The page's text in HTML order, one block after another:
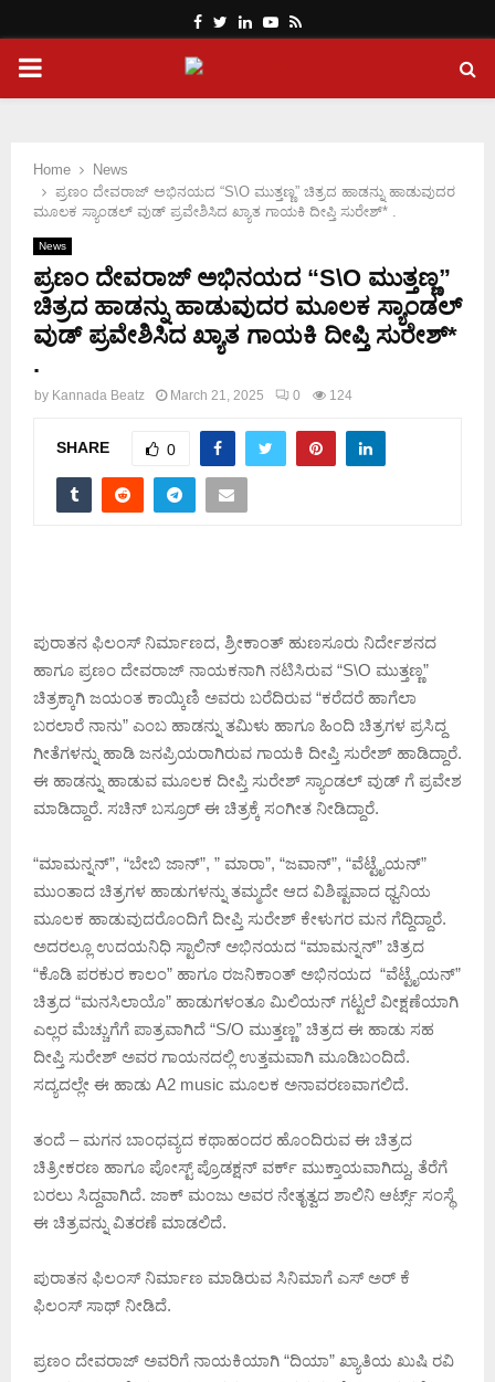
Facebook
Twitter
LinkedinYoutube
Rss
PRIMARY
Home
News
ಪ್ರಣಂ ದೇವರಾಜ್ ಅಭಿನಯದ “S\O ಮುತ್ತಣ್ಣ” ಚಿತ್ರದ ಹಾಡನ್ನು ಹಾಡುವುದರ
ಮೂಲಕ ಸ್ಯಾಂಡಲ್ ವುಡ್ ಪ್ರವೇಶಿಸಿದ ಖ್ಯಾತ ಗಾಯಕಿ ದೀಪ್ತಿ ಸುರೇಶ್* .
News
ಪ್ರಣಂ ದೇವರಾಜ್ ಅಭಿನಯದ “S\O ಮುತ್ತಣ್ಣ”
ಚಿತ್ರದ ಹಾಡನ್ನು ಹಾಡುವುದರ ಮೂಲಕ ಸ್ಯಾಂಡಲ್
ವುಡ್ ಪ್ರವೇಶಿಸಿದ ಖ್ಯಾತ ಗಾಯಕಿ ದೀಪ್ತಿ ಸುರೇಶ್*
.
by Kannada Beatz March 21, 2025 0 124
SHARE 0
ಪುರಾತನ ಫಿಲಂಸ್ ನಿರ್ಮಾಣದ, ಶ್ರೀಕಾಂತ್ ಹುಣಸೂರು ನಿರ್ದೇಶನದ
ಹಾಗೂ ಪ್ರಣಂ ದೇವರಾಜ್ ನಾಯಕನಾಗಿ ನಟಿಸಿರುವ “S\O ಮುತ್ತಣ್ಣ”
ಚಿತ್ರಕ್ಕಾಗಿ ಜಯಂತ ಕಾಯ್ಕಿಣಿ ಅವರು ಬರೆದಿರುವ “ಕರೆದರೆ ಹಾಗೆಲಾ
ಬರಲಾರೆ ನಾನು” ಎಂಬ ಹಾಡನ್ನು ತಮಿಳು ಹಾಗೂ ಹಿಂದಿ ಚಿತ್ರಗಳ ಪ್ರಸಿದ್ದ
ಗೀತೆಗಳನ್ನು ಹಾಡಿ ಜನಪ್ರಿಯರಾಗಿರುವ ಗಾಯಕಿ ದೀಪ್ತಿ ಸುರೇಶ್ ಹಾಡಿದ್ದಾರೆ.
ಈ ಹಾಡನ್ನು ಹಾಡುವ ಮೂಲಕ ದೀಪ್ತಿ ಸುರೇಶ್ ಸ್ಯಾಂಡಲ್ ವುಡ್ ಗೆ ಪ್ರವೇಶ
ಮಾಡಿದ್ದಾರೆ. ಸಚಿನ್ ಬಸ್ರೂರ್ ಈ ಚಿತ್ರಕ್ಕೆ ಸಂಗೀತ ನೀಡಿದ್ದಾರೆ.
“ಮಾಮನ್ನನ್”, “ಬೇಬಿ ಜಾನ್”, ” ಮಾರಾ”, “ಜವಾನ್”, “ವೆಟ್ಟೈಯನ್”
ಮುಂತಾದ ಚಿತ್ರಗಳ ಹಾಡುಗಳನ್ನು ತಮ್ಮದೇ ಆದ ವಿಶಿಷ್ಟವಾದ ಧ್ವನಿಯ
ಮೂಲಕ ಹಾಡುವುದರೊಂದಿಗೆ ದೀಪ್ತಿ ಸುರೇಶ್ ಕೇಳುಗರ ಮನ ಗೆದ್ದಿದ್ದಾರೆ.
ಅದರಲ್ಲೂ ಉದಯನಿಧಿ ಸ್ಟಾಲಿನ್ ಅಭಿನಯದ “ಮಾಮನ್ನನ್” ಚಿತ್ರದ
“ಕೊಡಿ ಪರಕುರ ಕಾಲಂ” ಹಾಗೂ ರಜನಿಕಾಂತ್ ಅಭಿನಯದ “ವೆಟ್ಟೈಯನ್”
ಚಿತ್ರದ “ಮನಸಿಲಾಯೊ” ಹಾಡುಗಳಂತೂ ಮಿಲಿಯನ್ ಗಟ್ಟಲೆ ವೀಕ್ಷಣೆಯಾಗಿ
ಎಲ್ಲರ ಮೆಚ್ಚುಗೆಗೆ ಪಾತ್ರವಾಗಿದೆ “S/O ಮುತ್ತಣ್ಣ” ಚಿತ್ರದ ಈ ಹಾಡು ಸಹ
ದೀಪ್ತಿ ಸುರೇಶ್ ಅವರ ಗಾಯನದಲ್ಲಿ ಉತ್ತಮವಾಗಿ ಮೂಡಿಬಂದಿದೆ.
ಸದ್ಯದಲ್ಲೇ ಈ ಹಾಡು A2 music ಮೂಲಕ ಅನಾವರಣವಾಗಲಿದೆ.
ತಂದೆ – ಮಗನ ಬಾಂಧವ್ಯದ ಕಥಾಹಂದರ ಹೊಂದಿರುವ ಈ ಚಿತ್ರದ
ಚಿತ್ರೀಕರಣ ಹಾಗೂ ಪೋಸ್ಟ್ ಪ್ರೊಡಕ್ಷನ್ ವರ್ಕ್ ಮುಕ್ತಾಯವಾಗಿದ್ದು, ತೆರೆಗೆ
ಬರಲು ಸಿದ್ದವಾಗಿದೆ. ಜಾಕ್ ಮಂಜು ಅವರ ನೇತೃತ್ವದ ಶಾಲಿನಿ‌ ಆರ್ಟ್ಸ್ ಸಂಸ್ಥೆ
ಈ ಚಿತ್ರವನ್ನು ವಿತರಣೆ ಮಾಡಲಿದೆ.
ಪುರಾತನ ಫಿಲಂಸ್ ನಿರ್ಮಾಣ ಮಾಡಿರುವ ಸಿನಿಮಾಗೆ ಎಸ್ ಅರ್ ಕೆ
ಫಿಲಂಸ್ ಸಾಥ್ ನೀಡಿದೆ‌.
ಪ್ರಣಂ ದೇವರಾಜ್ ಅವರಿಗೆ ನಾಯಕಿಯಾಗಿ “ದಿಯಾ” ಖ್ಯಾತಿಯ ಖುಷಿ ರವಿ